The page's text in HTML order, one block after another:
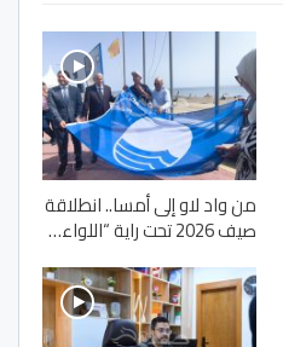
من واد لاو إلى أمسا.. انطلاقة
صيف 2026 تحت راية “اللواء…